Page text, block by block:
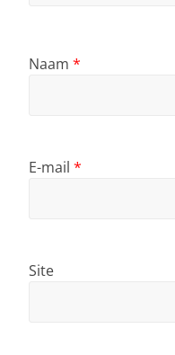
Naam *
E-mail *
Site